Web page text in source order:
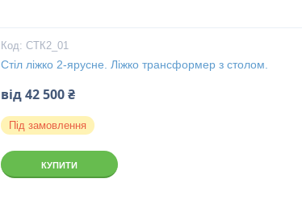
СТК2_01
Стіл ліжко 2-ярусне. Ліжко трансформер з столом.
від 42 500 ₴
Під замовлення
КУПИТИ